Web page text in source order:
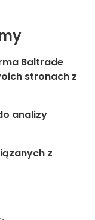
Baltrade
stronach z
analizy
z